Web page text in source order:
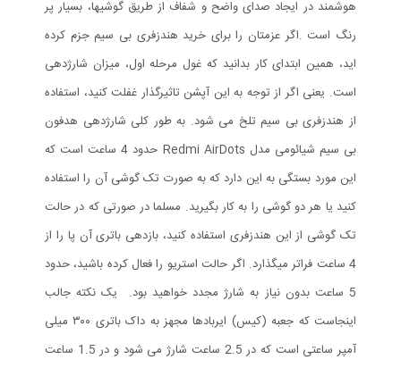
هوشمند در ایجاد صدای واضح و شفاف از طریق گوشی‎ها، بسیار پر
رنگ است .اگر عزمتان را برای خرید هندزفری بی سیم جزم کرده
اید، همین ابتدای کار بدانید که غول مرحله اول، میزان شارژدهی
است. یعنی اگر از توجه به این آپشن تاثیرگذار غفلت کنید، استفاده
از هندزفری بی سیم تلخ می شود. به طور کلی شارژدهی هدفون
بی‌ سیم شیائومی مدل Redmi AirDots حدود 4 ساعت است که
این مورد بستگی به این دارد که به صورت تک گوشی آن را استفاده
کنید یا هر دو گوشی را به کار بگیرید. مسلما در صورتی که در حالت
تک گوشی از این هندزفری استفاده کنید، بازدهی باتری آن پا را از
4 ساعت فراتر میگذارد. اگر حالت استریو را فعال کرده باشید، حدود
5 ساعت بدون نیاز به شارژ مجدد خواهید بود. یک نکته جالب
اینجاست که جعبه (کیس) ایربادها مجهز به داک باتری ۳۰۰ میلی
آمپر ساعتی است که در 2.5 ساعت شارژ می شود و در 1.5 ساعت